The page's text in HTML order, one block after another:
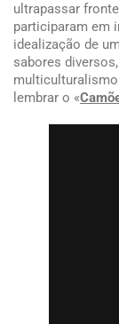
ultrapassar
participaram em
idealização de
sabores
multiculturalismo
lembrar o «